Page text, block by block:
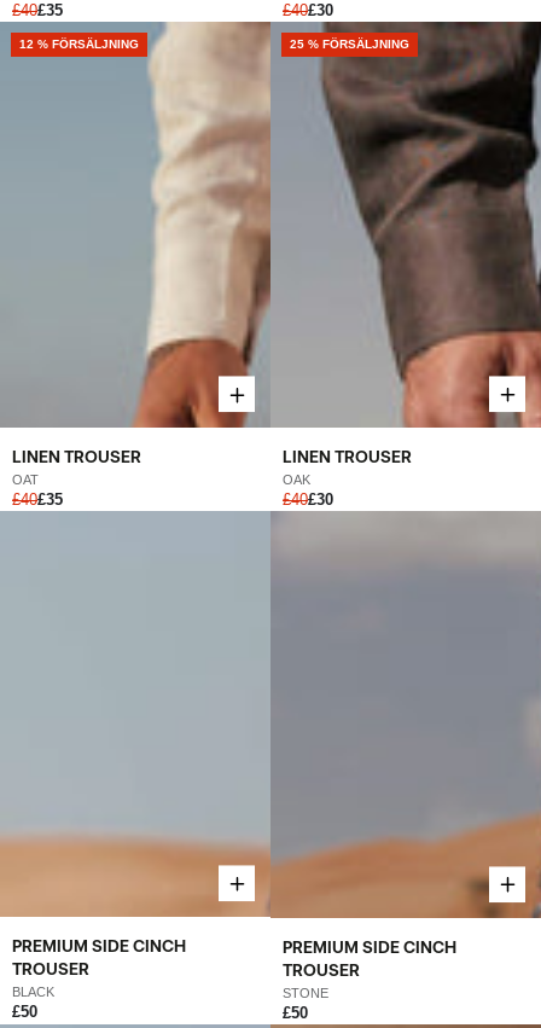
£40£35 £40£30
LINEN TROUSER
OAT
£40£35
12 % FÖRSÄLJNING
LINEN TROUSER
OAK
£40£30
25 % FÖRSÄLJNING
PREMIUM SIDE CINCH
TROUSER
BLACK
£50
PREMIUM SIDE CINCH
TROUSER
STONE
£50